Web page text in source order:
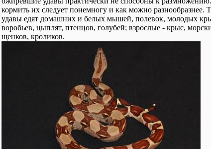
кормить их следует понемногу и как можно разнообразнее.
удавы едят домашних и белых мышей, полевок, молодых
воробьев, цыплят, птенцов, голубей; взрослые - крыс,
щенков, кроликов.